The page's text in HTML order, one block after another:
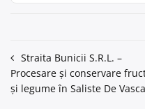
Navigare
în
Straita Bunicii S.R.L. –
Procesare și conservare
și legume în Saliste De